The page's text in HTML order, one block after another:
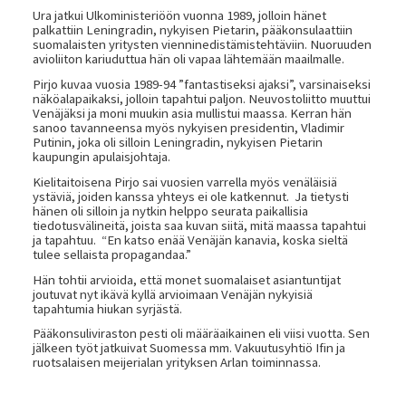
Ura jatkui Ulkoministeriöön vuonna 1989, jolloin hänet
palkattiin Leningradin, nykyisen Pietarin, pääkonsulaattiin
suomalaisten yritysten vienninedistämistehtäviin. Nuoruuden
avioliiton kariuduttua hän oli vapaa lähtemään maailmalle.
Pirjo kuvaa vuosia 1989-94 ”fantastiseksi ajaksi”, varsinaiseksi
näköalapaikaksi, jolloin tapahtui paljon. Neuvostoliitto muuttui
Venäjäksi ja moni muukin asia mullistui maassa. Kerran hän
sanoo tavanneensa myös nykyisen presidentin, Vladimir
Putinin, joka oli silloin Leningradin, nykyisen Pietarin
kaupungin apulaisjohtaja.
Kielitaitoisena Pirjo sai vuosien varrella myös venäläisiä
ystäviä, joiden kanssa yhteys ei ole katkennut. Ja tietysti
hänen oli silloin ja nytkin helppo seurata paikallisia
tiedotusvälineitä, joista saa kuvan siitä, mitä maassa tapahtui
ja tapahtuu. “En katso enää Venäjän kanavia, koska sieltä
tulee sellaista propagandaa.”
Hän tohtii arvioida, että monet suomalaiset asiantuntijat
joutuvat nyt ikävä kyllä arvioimaan Venäjän nykyisiä
tapahtumia hiukan syrjästä.
Pääkonsuliviraston pesti oli määräaikainen eli viisi vuotta. Sen
jälkeen työt jatkuivat Suomessa mm. Vakuutusyhtiö Ifin ja
ruotsalaisen meijerialan yrityksen Arlan toiminnassa.